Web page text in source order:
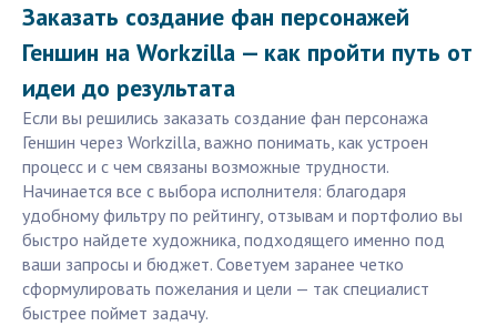
Заказать создание фан персонажей
Геншин на Workzilla — как пройти путь от
идеи до результата
Если вы решились заказать создание фан персонажа
Геншин через Workzilla, важно понимать, как устроен
процесс и с чем связаны возможные трудности.
Начинается все с выбора исполнителя: благодаря
удобному фильтру по рейтингу, отзывам и портфолио вы
быстро найдете художника, подходящего именно под
ваши запросы и бюджет. Советуем заранее четко
сформулировать пожелания и цели — так специалист
быстрее поймет задачу.